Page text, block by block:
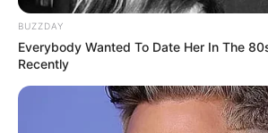
BUZZDAY
Everybody Wanted To Date Her In The
Recently